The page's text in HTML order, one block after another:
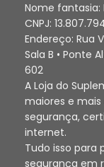
Nome fantasia:
CNPJ:
Endereço: Rua
Sala B • Ponte
602
A Loja do
maiores e
segurança,
internet.
Tudo isso para
segurança em